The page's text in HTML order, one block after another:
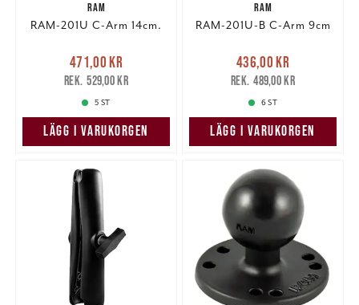
RAM
RAM-201U C-Arm 14cm.
Nuvarande pris
471,00 krTidigare pris
529,00 kr
471,00 kr
529,00 kr
5 ST
LÄGG I VARUKORGEN
RAM
RAM-201U-B C-Arm 9cm
Nuvarande pris
436,00 krTidigare pris
489,00 kr
436,00 kr
489,00 kr
6 ST
LÄGG I VARUKORGEN